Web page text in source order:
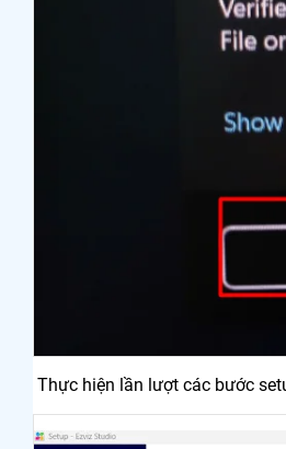
Thực hiện lần lượt các bước